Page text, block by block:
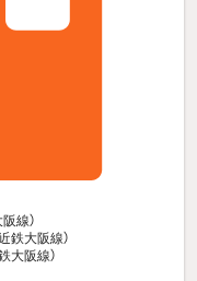
線）
鉄大阪線）
大阪線）